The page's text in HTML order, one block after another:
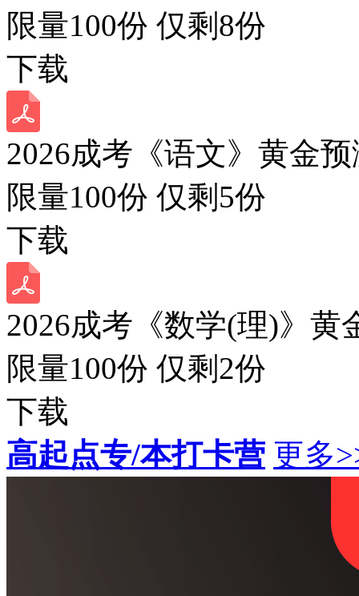
限量100份 仅剩 8份
下载
2026成考《语文》黄金
限量100份 仅剩 5份
下载
2026成考《数学(理)》黄
限量100份 仅剩 2份
下载
高起点专/本打卡营 更多